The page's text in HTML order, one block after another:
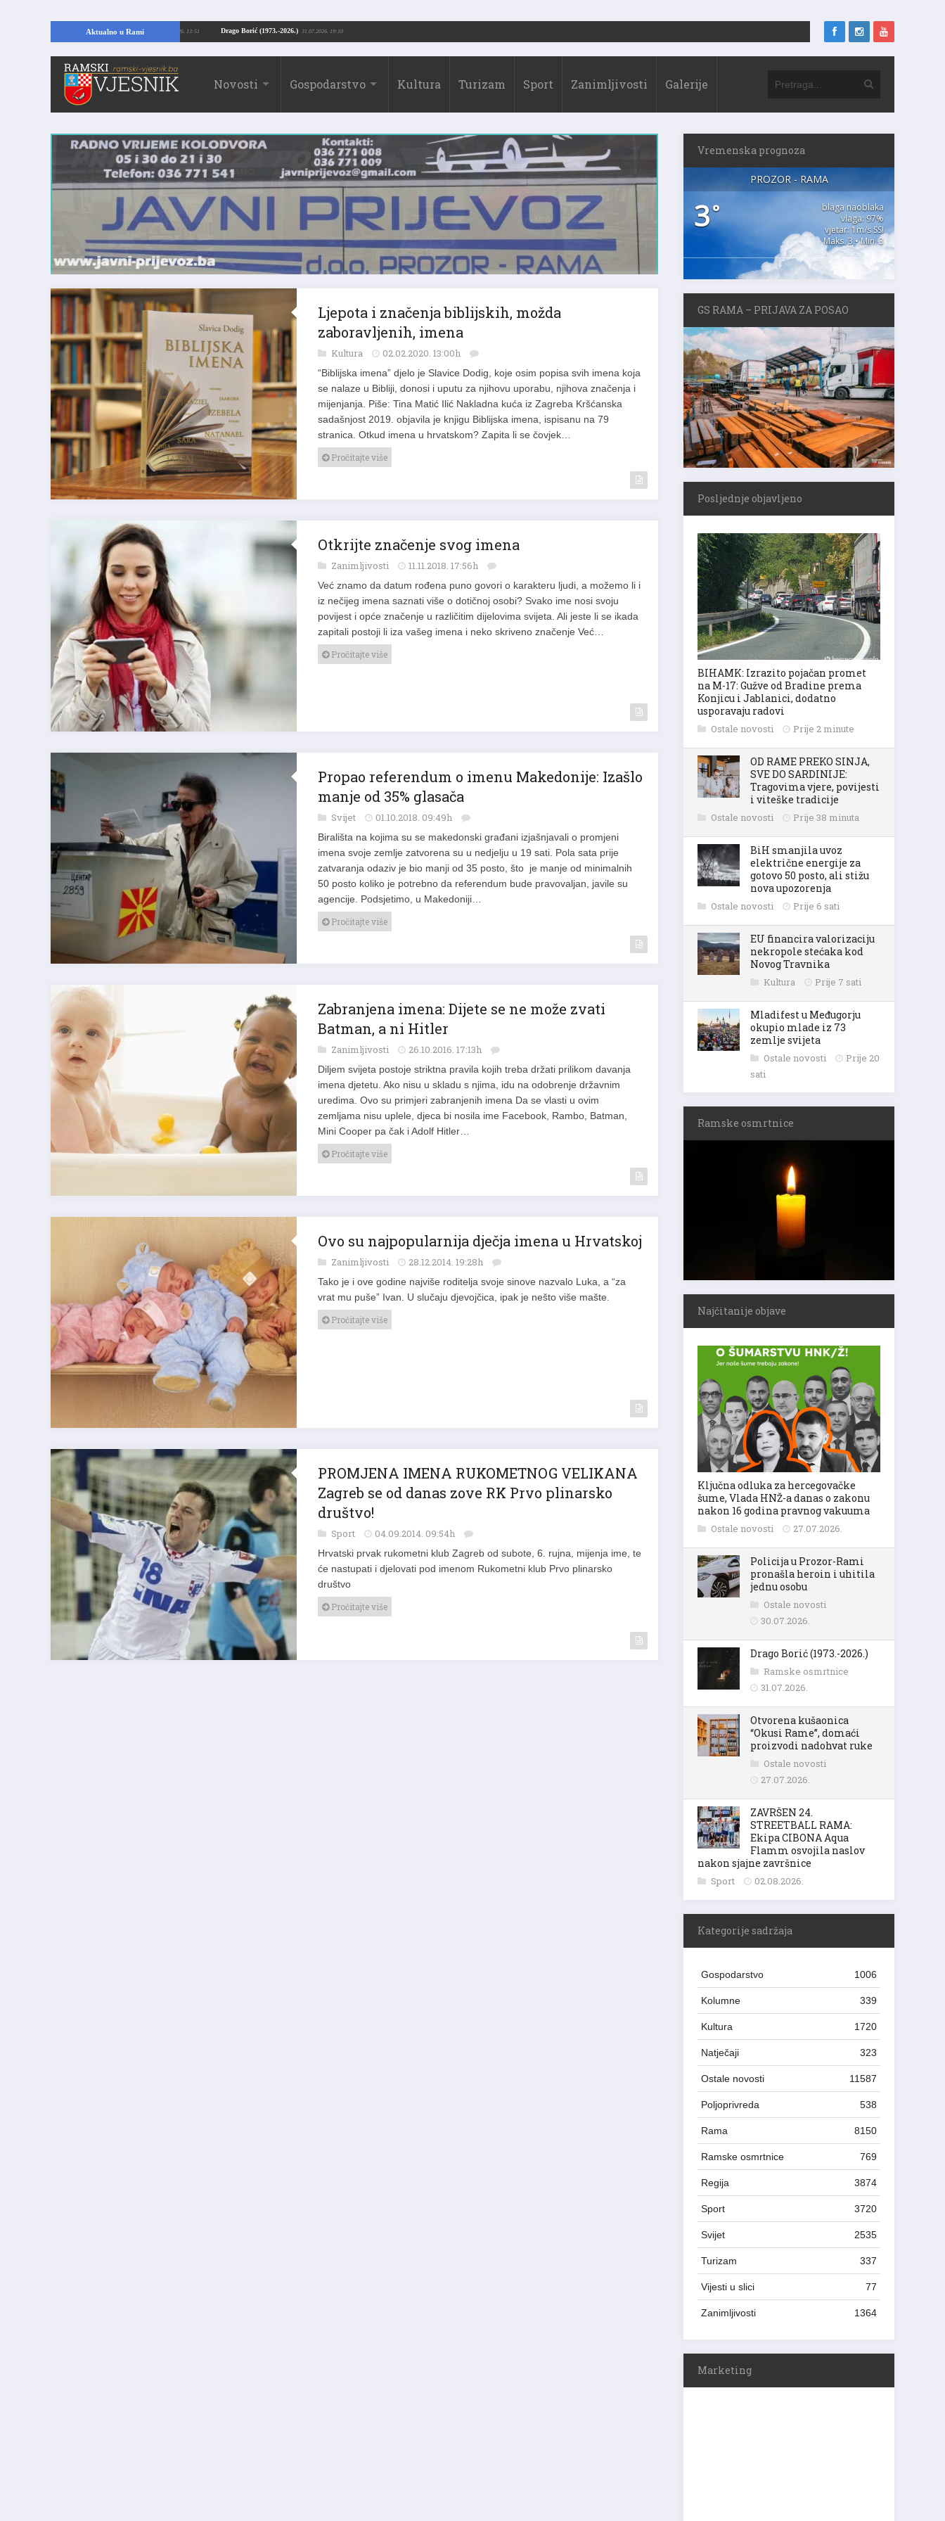
Aktualno u Rami Drago Borić (1973.-2026.)
Kopajući temelje kuće, pronašao vrijedne arheološke ostatke 24.07.2026. 13:51
Novosti Gospodarstvo Kultura Turizam Sport Zanimljivosti Galerije
Ljepota i značenja biblijskih, možda
zaboravljenih, imena
Kultura 02.02.2020. 13:00h
“Biblijska imena” djelo je Slavice Dodig, koje osim popisa svih imena koja
se nalaze u Bibliji, donosi i uputu za njihovu uporabu, njihova značenja i
mijenjanja. Piše: Tina Matić Ilić Nakladna kuća iz Zagreba Kršćanska
sadašnjost 2019. objavila je knjigu Biblijska imena, ispisanu na 79
stranica. Otkud imena u hrvatskom? Zapita li se čovjek…
Pročitajte više
Otkrijte značenje svog imena
Zanimljivosti 11.11.2018. 17:56h
Već znamo da datum rođena puno govori o karakteru ljudi, a možemo li i
iz nečijeg imena saznati više o dotičnoj osobi? Svako ime nosi svoju
povijest i opće značenje u različitim dijelovima svijeta. Ali jeste li se ikada
zapitali postoji li iza vašeg imena i neko skriveno značenje Već…
Pročitajte više
Propao referendum o imenu Makedonije: Izašlo
manje od 35% glasača
Svijet 01.10.2018. 09:49h
Birališta na kojima su se makedonski građani izjašnjavali o promjeni
imena svoje zemlje zatvorena su u nedjelju u 19 sati. Pola sata prije
zatvaranja odaziv je bio manji od 35 posto, što je manje od minimalnih
50 posto koliko je potrebno da referendum bude pravovaljan, javile su
agencije. Podsjetimo, u Makedoniji…
Pročitajte više
Zabranjena imena: Dijete se ne može zvati
Batman, a ni Hitler
Zanimljivosti 26.10.2016. 17:13h
Diljem svijeta postoje striktna pravila kojih treba držati prilikom davanja
imena djetetu. Ako nisu u skladu s njima, idu na odobrenje državnim
uredima. Ovo su primjeri zabranjenih imena Da se vlasti u ovim
zemljama nisu uplele, djeca bi nosila ime Facebook, Rambo, Batman,
Mini Cooper pa čak i Adolf Hitler…
Pročitajte više
Ovo su najpopularnija dječja imena u Hrvatskoj
Zanimljivosti 28.12.2014. 19:28h
Tako je i ove godine najviše roditelja svoje sinove nazvalo Luka, a “za
vrat mu puše” Ivan. U slučaju djevojčica, ipak je nešto više mašte.
Pročitajte više
PROMJENA IMENA RUKOMETNOG VELIKANA
Zagreb se od danas zove RK Prvo plinarsko
društvo!
Sport 04.09.2014. 09:54h
Hrvatski prvak rukometni klub Zagreb od subote, 6. rujna, mijenja ime, te
će nastupati i djelovati pod imenom Rukometni klub Prvo plinarsko
društvo
Pročitajte više
Vremenska prognoza
PROZOR - RAMA
3°
blaga naoblaka
vlaga: 97%
vjetar: 1m/s SSI
Maks. 3 • Min. 3
GS RAMA – PRIJAVA ZA POSAO
Posljednje objavljeno
BIHAMK: Izrazito pojačan promet
na M-17: Gužve od Bradine prema
Konjicu i Jablanici, dodatno
usporavaju radovi
Ostale novosti Prije 2 minute
OD RAME PREKO SINJA,
SVE DO SARDINIJE:
Tragovima vjere, povijesti
i viteške tradicije
Ostale novosti Prije 38 minuta
BiH smanjila uvoz
električne energije za
gotovo 50 posto, ali stižu
nova upozorenja
Ostale novosti Prije 6 sati
EU financira valorizaciju
nekropole stećaka kod
Novog Travnika
Kultura Prije 7 sati
Mladifest u Međugorju
okupio mlade iz 73
zemlje svijeta
Ostale novosti
Prije 20
sati
Ramske osmrtnice
Najčitanije objave
Ključna odluka za hercegovačke
šume, Vlada HNŽ-a danas o zakonu
nakon 16 godina pravnog vakuuma
Ostale novosti 27.07.2026.
Policija u Prozor-Rami
pronašla heroin i uhitila
jednu osobu
Ostale novosti
30.07.2026.
Drago Borić (1973.-2026.)
Ramske osmrtnice
31.07.2026.
Otvorena kušaonica
“Okusi Rame”, domaći
proizvodi nadohvat ruke
Ostale novosti
27.07.2026.
ZAVRŠEN 24.
STREETBALL RAMA:
Ekipa CIBONA Aqua
Flamm osvojila naslov
nakon sjajne završnice
Sport 02.08.2026.
Kategorije sadržaja
Gospodarstvo 1006
Kolumne 339
Kultura 1720
Natječaji 323
Ostale novosti 11587
Poljoprivreda 538
Rama 8150
Ramske osmrtnice 769
Regija 3874
Sport 3720
Svijet 2535
Turizam 337
Vijesti u slici 77
Zanimljivosti 1364
Marketing